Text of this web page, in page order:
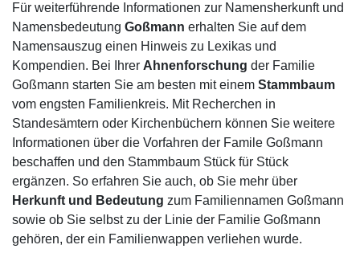
Für weiterführende Informationen zur Namensherkunft und
Namensbedeutung Goßmann erhalten Sie auf dem
Namensauszug einen Hinweis zu Lexikas und
Kompendien. Bei Ihrer Ahnenforschung der Familie
Goßmann starten Sie am besten mit einem Stammbaum
vom engsten Familienkreis. Mit Recherchen in
Standesämtern oder Kirchenbüchern können Sie weitere
Informationen über die Vorfahren der Famile Goßmann
beschaffen und den Stammbaum Stück für Stück
ergänzen. So erfahren Sie auch, ob Sie mehr über
Herkunft und Bedeutung zum Familiennamen Goßmann
sowie ob Sie selbst zu der Linie der Familie Goßmann
gehören, der ein Familienwappen verliehen wurde.